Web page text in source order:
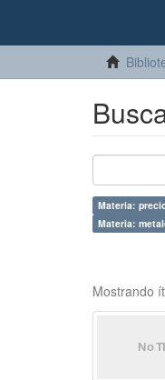
Materia:
Materia:
Mostrando